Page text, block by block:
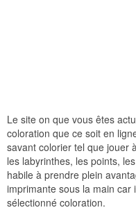
Le site on que vous êtes
coloration que ce soit en
savant colorier tel que jouer
les labyrinthes, les points,
habile à prendre plein
imprimante sous la main
sélectionné coloration.